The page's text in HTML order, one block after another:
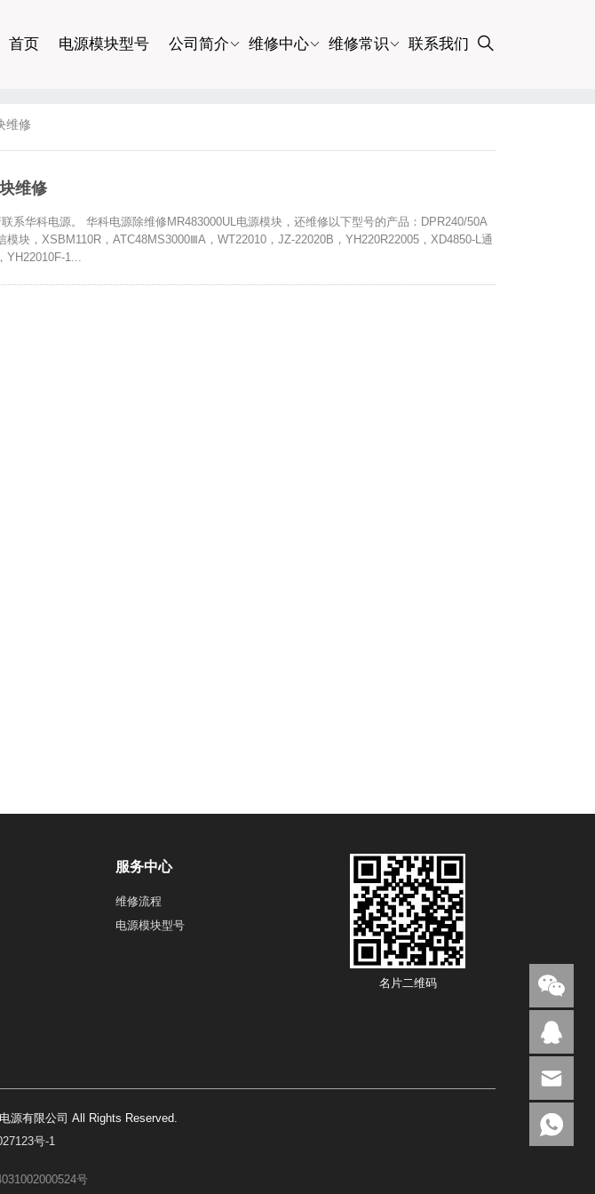
首页 电源模块型号 公司简介 维修中心 维修常识 联系我们
维修
维修
系华科电源。 华科电源除维修MR483000UL电源模块，还维修以下型号的产品：DPR240/50A
模块，XSBM110R，ATC48MS3000ⅢA，WT22010，JZ-22020B，YH220R22005，XD4850-L通
YH22010F-1...
服务中心
维修流程
电源模块型号
名片二维码
源有限公司 All Rights Reserved.
号-1
号